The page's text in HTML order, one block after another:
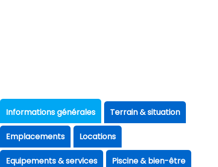
Informations générales Terrain & situation
Emplacements Locations
Equipements & services Piscine & bien-être